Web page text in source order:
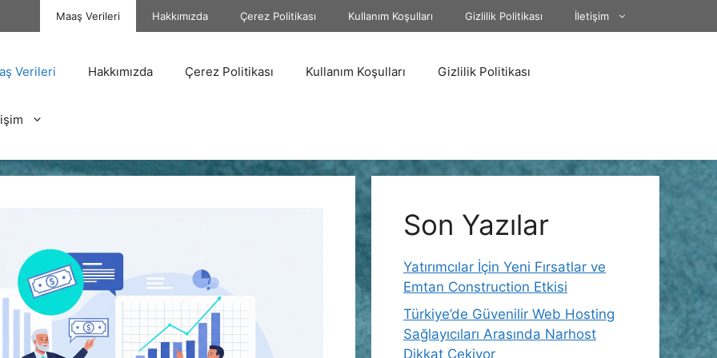
Maaş Verileri Hakkımızda Çerez Politikası Kullanım Koşulları Gizlilik Politikası İletişim
Verileri Hakkımızda Çerez Politikası Kullanım Koşulları Gizlilik Politikası
Son Yazılar
Yatırımcılar İçin Yeni Fırsatlar ve
Emtan Construction Etkisi
Türkiye’de Güvenilir Web Hosting
Sağlayıcıları Arasında Narhost
Dikkat Çekiyor